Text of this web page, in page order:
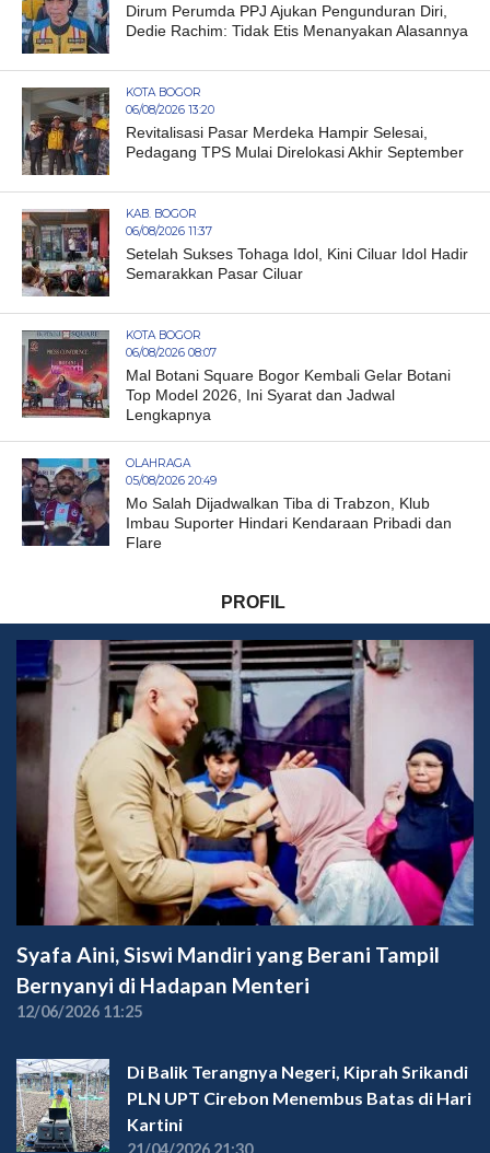
Dirum Perumda PPJ Ajukan Pengunduran Diri,
Dedie Rachim: Tidak Etis Menanyakan Alasannya
KOTA BOGOR
06/08/2026 13:20
Revitalisasi Pasar Merdeka Hampir Selesai,
Pedagang TPS Mulai Direlokasi Akhir September
KAB. BOGOR
06/08/2026 11:37
Setelah Sukses Tohaga Idol, Kini Ciluar Idol Hadir
Semarakkan Pasar Ciluar
KOTA BOGOR
06/08/2026 08:07
Mal Botani Square Bogor Kembali Gelar Botani
Top Model 2026, Ini Syarat dan Jadwal
Lengkapnya
OLAHRAGA
05/08/2026 20:49
Mo Salah Dijadwalkan Tiba di Trabzon, Klub
Imbau Suporter Hindari Kendaraan Pribadi dan
Flare
PROFIL
Syafa Aini, Siswi Mandiri yang Berani Tampil
Bernyanyi di Hadapan Menteri
12/06/2026 11:25
Di Balik Terangnya Negeri, Kiprah Srikandi
PLN UPT Cirebon Menembus Batas di Hari
Kartini